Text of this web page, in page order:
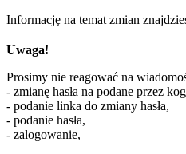
Informację na temat zmian
Uwaga!
Prosimy nie reagować na
- zmianę hasła na podane przez
- podanie linka do zmiany hasła,
- podanie hasła,
- zalogowanie,